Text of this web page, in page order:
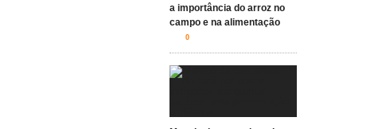
a importância do arroz no
campo e na alimentação
0